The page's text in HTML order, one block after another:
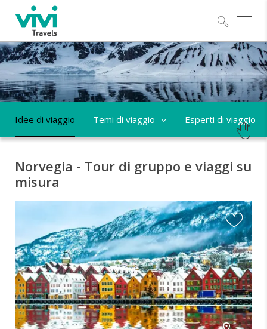
Idee di viaggio Temi di viaggio Esperti di viaggio
Norvegia - Tour di gruppo e viaggi su
misura